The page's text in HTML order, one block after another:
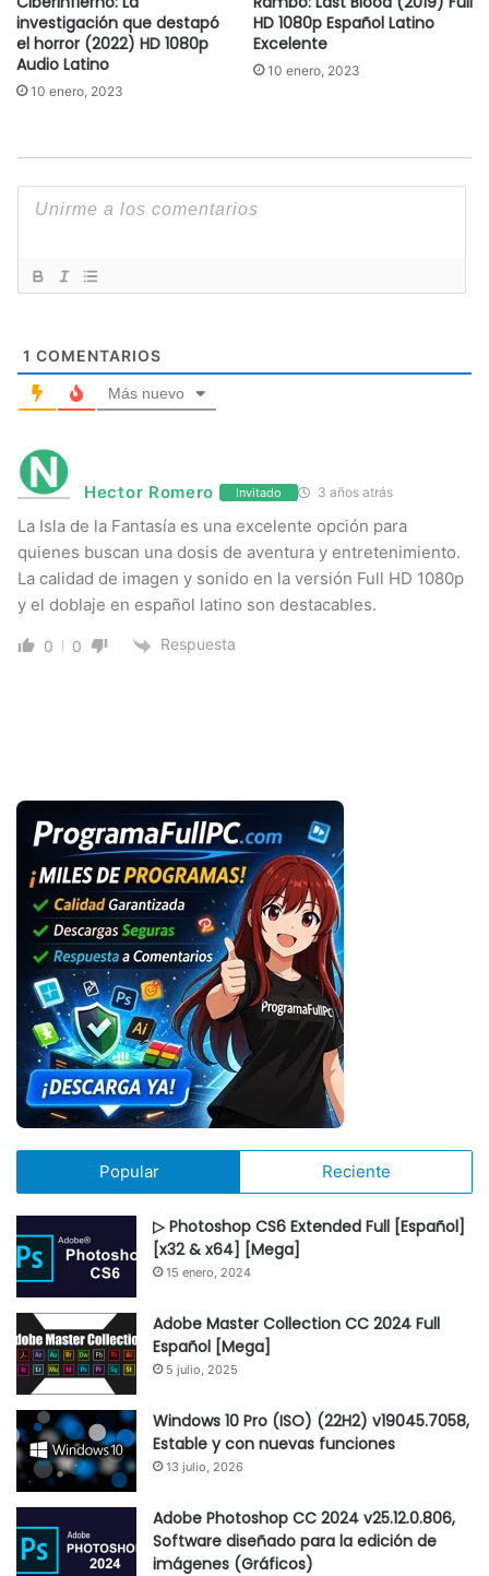
investigación que destapó
el horror (2022) HD 1080p
Audio Latino
10 enero, 2023
HD 1080p Español Latino
Excelente
10 enero, 2023
1 COMENTARIOS
Más nuevo
Hector Romero Invitado 3 años atrás
La Isla de la Fantasía es una excelente opción para
quienes buscan una dosis de aventura y entretenimiento.
La calidad de imagen y sonido en la versión Full HD 1080p
y el doblaje en español latino son destacables.
0 0 Respuesta
Popular Reciente
▷ Photoshop CS6 Extended Full [Español]
[x32 & x64] [Mega]
15 enero, 2024
Adobe Master Collection CC 2024 Full
Español [Mega]
5 julio, 2025
Windows 10 Pro (ISO) (22H2) v19045.7058,
Estable y con nuevas funciones
13 julio, 2026
Adobe Photoshop CC 2024 v25.12.0.806,
Software diseñado para la edición de
imágenes (Gráficos)